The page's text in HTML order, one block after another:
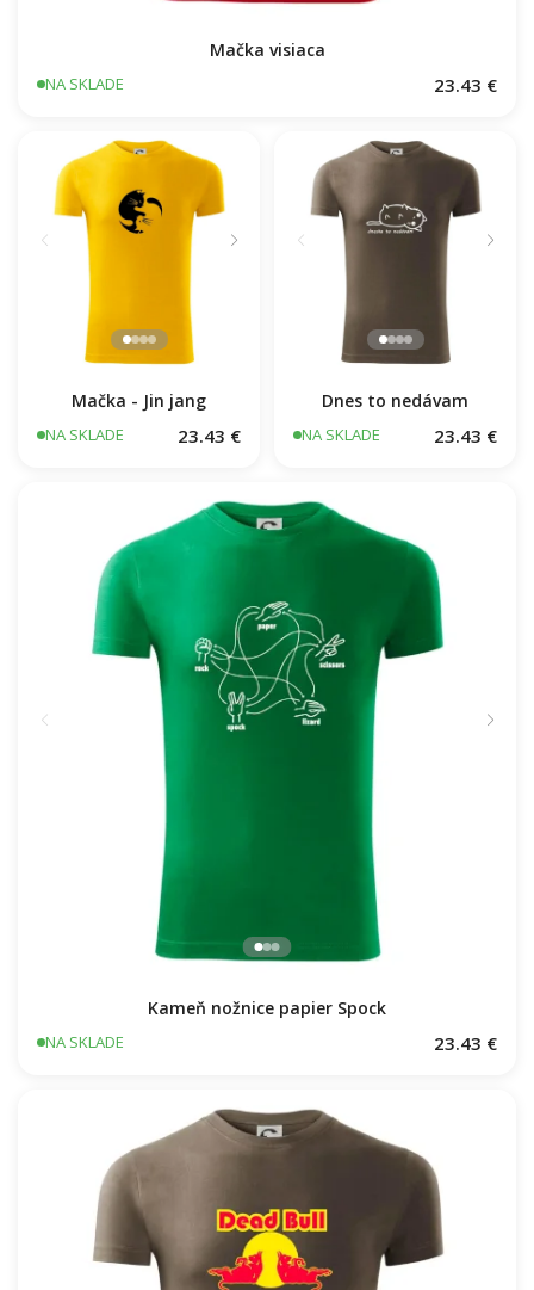
Mačka visiaca
NA SKLADE 23.43 €
Mačka - Jin jang
NA SKLADE 23.43 €
Dnes to nedávam
NA SKLADE 23.43 €
Kameň nožnice papier Spock
NA SKLADE 23.43 €